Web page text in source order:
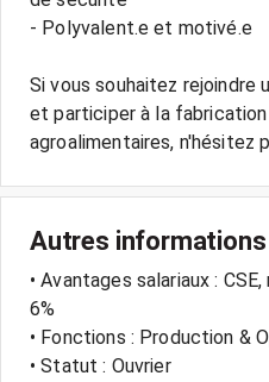
- Polyvalent.e et motivé.e
Si vous souhaitez rejoindre
et participer à la
Autres informations
• Avantages salariaux :
6%
• Fonctions : Production &
• Statut : Ouvrier